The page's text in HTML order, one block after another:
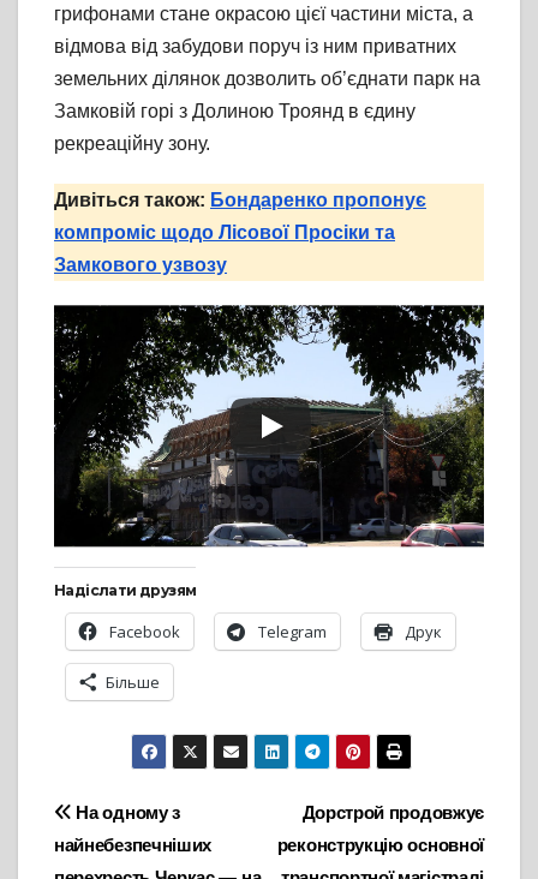
грифонами стане окрасою цієї частини міста, а
відмова від забудови поруч із ним приватних
земельних ділянок дозволить об’єднати парк на
Замковій горі з Долиною Троянд в єдину
рекреаційну зону.
Дивіться також: Бондаренко пропонує
компроміс щодо Лісової Просіки та
Замкового узвозу
Надіслати друзям
Facebook Telegram Друк
Більше
Навігація
записів
Дорстрой продовжує
реконструкцію основної
На одному з
найнебезпечніших